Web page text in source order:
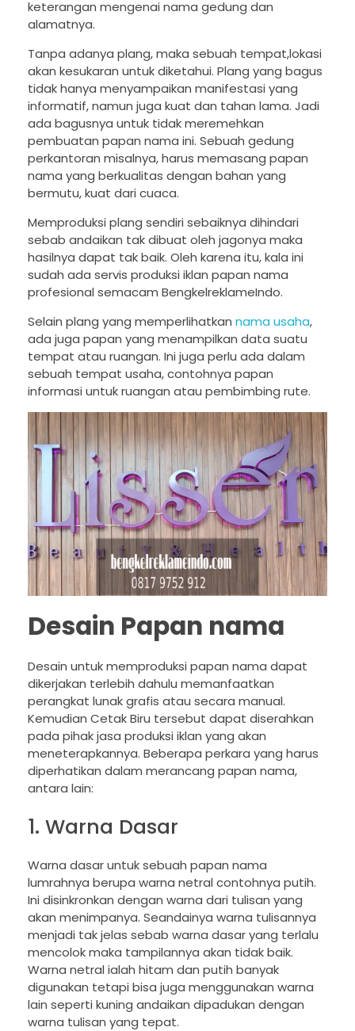
keterangan mengenai nama gedung dan
alamatnya.
Tanpa adanya plang, maka sebuah tempat,lokasi
akan kesukaran untuk diketahui. Plang yang bagus
tidak hanya menyampaikan manifestasi yang
informatif, namun juga kuat dan tahan lama. Jadi
ada bagusnya untuk tidak meremehkan
pembuatan papan nama ini. Sebuah gedung
perkantoran misalnya, harus memasang papan
nama yang berkualitas dengan bahan yang
bermutu, kuat dari cuaca.
Memproduksi plang sendiri sebaiknya dihindari
sebab andaikan tak dibuat oleh jagonya maka
hasilnya dapat tak baik. Oleh karena itu, kala ini
sudah ada servis produksi iklan papan nama
profesional semacam BengkelreklameIndo.
Selain plang yang memperlihatkan nama usaha,
ada juga papan yang menampilkan data suatu
tempat atau ruangan. Ini juga perlu ada dalam
sebuah tempat usaha, contohnya papan
informasi untuk ruangan atau pembimbing rute.
Desain Papan nama
Desain untuk memproduksi papan nama dapat
dikerjakan terlebih dahulu memanfaatkan
perangkat lunak grafis atau secara manual.
Kemudian Cetak Biru tersebut dapat diserahkan
pada pihak jasa produksi iklan yang akan
meneterapkannya. Beberapa perkara yang harus
diperhatikan dalam merancang papan nama,
antara lain:
1. Warna Dasar
Warna dasar untuk sebuah papan nama
lumrahnya berupa warna netral contohnya putih.
Ini disinkronkan dengan warna dari tulisan yang
akan menimpanya. Seandainya warna tulisannya
menjadi tak jelas sebab warna dasar yang terlalu
mencolok maka tampilannya akan tidak baik.
Warna netral ialah hitam dan putih banyak
digunakan tetapi bisa juga menggunakan warna
lain seperti kuning andaikan dipadukan dengan
warna tulisan yang tepat.